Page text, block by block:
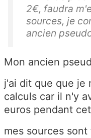
2€, faudra
sources, je
ancien
Mon ancien
j'ai dit que que je
calculs car il n'y
euros pendant
mes sources